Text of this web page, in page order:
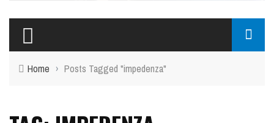
Home › Posts Tagged "impedenza"